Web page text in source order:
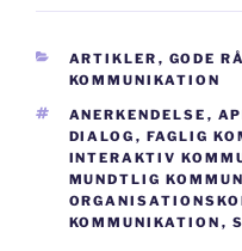
KATEGORIER
ARTIKLER , GODE
KOMMUNIKATION
TAGS
ANERKENDELSE ,
DIALOG , FAGLIG
INTERAKTIV
MUNDTLIG
KOMMUNIKATION ,